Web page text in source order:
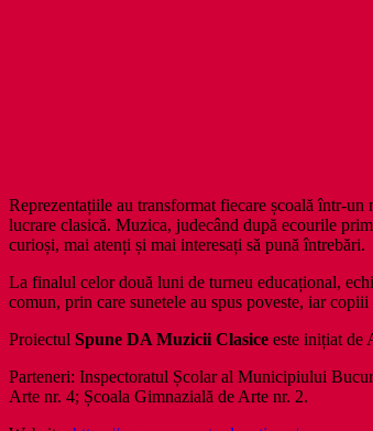
Reprezentațiile au transformat fiecare școală într-
lucrare clasică. Muzica, judecând după ecourile
curioși, mai atenți și mai interesați să pună întrebări.
La finalul celor două luni de turneu educațional,
comun, prin care sunetele au spus poveste, iar
Proiectul Spune DA Muzicii Clasice este inițiat de
Parteneri: Inspectoratul Școlar al Municipiului
Arte nr. 4; Școala Gimnazială de Arte nr. 2.